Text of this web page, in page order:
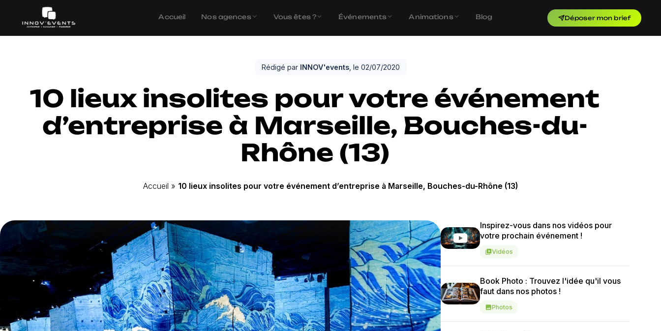
Accueil Nos agences Vous êtes ? Événements Animations Blog Déposer mon brief
Rédigé par INNOV'events, le 02/07/2020
10 lieux insolites pour votre événement
d’entreprise à Marseille, Bouches-du-
Rhône (13)
Accueil » 10 lieux insolites pour votre événement d’entreprise à Marseille, Bouches-du-Rhône (13)
Inspirez-vous dans nos vidéos pour
votre prochain événement !
video_library Vidéos
Book Photo : Trouvez l'idée qu'il vous
faut dans nos photos !
imagePhotos